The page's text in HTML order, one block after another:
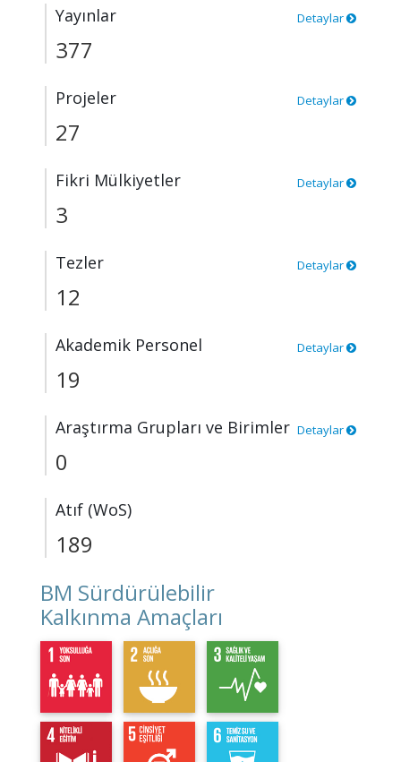
Yayınlar Detaylar
377
Projeler Detaylar
27
Fikri Mülkiyetler Detaylar
3
Tezler Detaylar
12
Akademik Personel Detaylar
19
Araştırma Grupları ve Birimler Detaylar
0
Atıf (WoS)
189
BM Sürdürülebilir
Kalkınma Amaçları